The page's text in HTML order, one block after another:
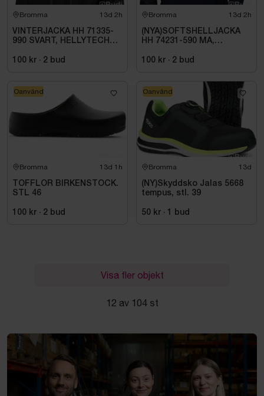
Bromma 13d 2h
VINTERJACKA HH 71335-
990 SVART, HELLYTECH
100 kr · 2 bud
Bromma 13d 2h
(NYA)SOFTSHELLJACKA
HH 74231-590 MA,
100 kr · 2 bud
Bromma 13d 1h
TOFFLOR BIRKENSTOCK.
STL 46
100 kr · 2 bud
Oanvänd
Bromma 13d
(NY)Skyddsko Jalas 5668
tempus, stl. 39
50 kr · 1 bud
Oanvänd
Visa fler objekt
12 av 104 st